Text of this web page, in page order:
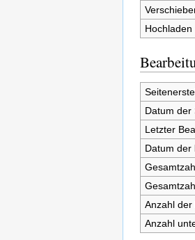
Hochladen
Datum der
Letzter
Datum der
Anzahl der
Anzahl